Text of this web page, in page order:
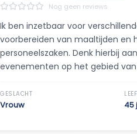
Nog geen reviews
Ik ben inzetbaar voor
voorbereiden van maaltijden en
personeelszaken. Denk hierbij
evenementen op het gebied
GESLACHT
Vrouw 45